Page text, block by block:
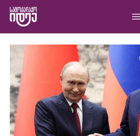
content